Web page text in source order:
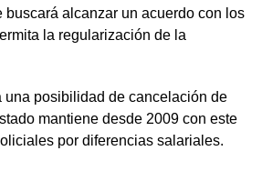
buscará alcanzar un acuerdo con los
la regularización de la
una posibilidad de cancelación de
mantiene desde 2009 con este
por diferencias salariales.